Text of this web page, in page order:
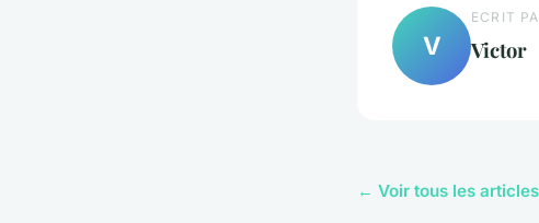
V
ECRIT
Victor
← Voir tous les